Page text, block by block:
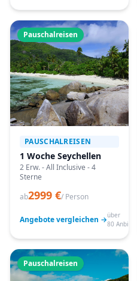
Pauschalreisen
PAUSCHALREISEN
1 Woche Seychellen
2 Erw. - All Inclusive - 4
Sterne
ab2999 €/ Person
Angebote vergleichen →über
80 Anbieter
Pauschalreisen